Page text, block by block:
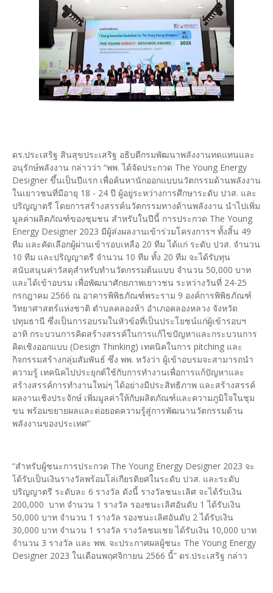
​ดร.ประเสริฐ สินสุขประเสริฐ อธิบดีกรมพัฒนาพลังงานทดแทนและ
อนุรักษ์พลังงาน กล่าวว่า “พพ. ได้จัดประกวด The Young Energy
Designer ขึ้นเป็นปีแรก เพื่อค้นหานักออกแบบนวัตกรรมด้านพลังงาน
ในเยาวชนที่มีอายุ 18 - 24 ปี ผู้อยู่ระหว่างการศึกษาระดับ ปวส. และ
ปริญญาตรี โดยการสร้างสรรค์นวัตกรรมทางด้านพลังงาน นำไปเพิ่ม
มูลค่าผลิตภัณฑ์ของชุมชน สำหรับในปีนี้ การประกวด The Young
Energy Designer 2023 มีผู้ส่งผลงานเข้าร่วมโครงการฯ ทั้งสิ้น 49
ทีม และคัดเลือกผู้ผ่านเข้ารอบเหลือ 20 ทีม ได้แก่ ระดับ ปวส. จำนวน
10 ทีม และปริญญาตรี จำนวน 10 ทีม ทั้ง 20 ทีม จะได้รับทุน
สนับสนุนค่าวัสดุสำหรับทำนวัตกรรมต้นแบบ จำนวน 50,000 บาท
และได้เข้าอบรม เพื่อพัฒนาศักยภาพเยาวชน ระหว่างวันที่ 24-25
กรกฎาคม 2566 ณ อาคารพิพิธภัณฑ์พระราม 9 องค์การพิพิธภัณฑ์
วิทยาศาสตร์แห่งชาติ ตำบลคลองห้า อำเภอคลองหลวง จังหวัด
ปทุมธานี ซึ่งเป็นการอบรมในหัวข้อที่เป็นประโยชน์แก่ผู้เข้ารอบฯ
อาทิ กระบวนการคิดสร้างสรรค์ในการแก้ไขปัญหาและกระบวนการ
คิดเชิงออกแบบ (Design Thinking) เทคนิคในการ pitching และ
กิจกรรมสร้างกลุ่มสัมพันธ์ ซึ่ง พพ. หวังว่า ผู้เข้าอบรมจะสามารถนำ
ความรู้ เทคนิคไปประยุกต์ใช้กับการทำงานเพื่อการแก้ปัญหาและ
สร้างสรรค์การทำงานใหม่ๆ ได้อย่างมีประสิทธิภาพ และสร้างสรรค์
ผลงานเชิงประจักษ์ เพิ่มมูลค่าให้กับผลิตภัณฑ์และความภูมิใจในชุม
ขน พร้อมขยายผลและต่อยอดความรู้สู่การพัฒนานวัตกรรมด้าน
พลังงานของประเทศ”
​“สำหรับผู้ชนะการประกวด The Young Energy Designer 2023 จะ
ได้รับเป็นเงินรางวัลพร้อมโล่เกียรติยศในระดับ ปวส. และระดับ
ปริญญาตรี ระดับละ 6 รางวัล ดังนี้ รางวัลชนะเลิศ จะได้รับเงิน
200,000 บาท จำนวน 1 รางวัล รองชนะเลิศอันดับ 1 ได้รับเงิน
50,000 บาท จำนวน 1 รางวัล รองชนะเลิศอันดับ 2 ได้รับเงิน
30,000 บาท จำนวน 1 รางวัล รางวัลชมเชย ได้รับเงิน 10,000 บาท
จำนวน 3 รางวัล และ พพ. จะประกาศผลผู้ชนะ The Young Energy
Designer 2023 ในเดือนพฤศจิกายน 2566 นี้” ดร.ประเสริฐ กล่าว